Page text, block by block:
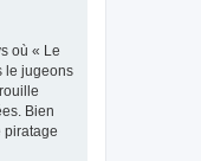
où « Le
le jugeons
Bien
piratage